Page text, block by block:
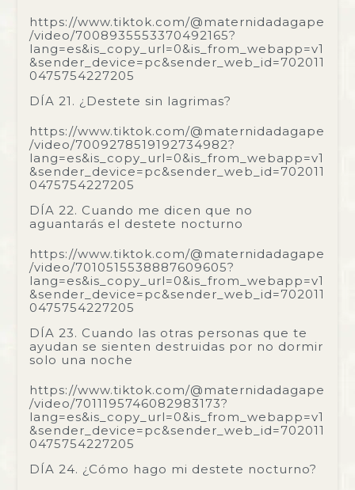
https://www.tiktok.com/@maternidadagape
/video/7008935553370492165?
lang=es&is_copy_url=0&is_from_webapp=v1
&sender_device=pc&sender_web_id=702011
0475754227205
DÍA 21. ¿Destete sin lagrimas?
https://www.tiktok.com/@maternidadagape
/video/7009278519192734982?
lang=es&is_copy_url=0&is_from_webapp=v1
&sender_device=pc&sender_web_id=702011
0475754227205
DÍA 22. Cuando me dicen que no
aguantarás el destete nocturno
https://www.tiktok.com/@maternidadagape
/video/7010515538887609605?
lang=es&is_copy_url=0&is_from_webapp=v1
&sender_device=pc&sender_web_id=702011
0475754227205
DÍA 23. Cuando las otras personas que te
ayudan se sienten destruidas por no dormir
solo una noche
https://www.tiktok.com/@maternidadagape
/video/7011195746082983173?
lang=es&is_copy_url=0&is_from_webapp=v1
&sender_device=pc&sender_web_id=702011
0475754227205
DÍA 24. ¿Cómo hago mi destete nocturno?